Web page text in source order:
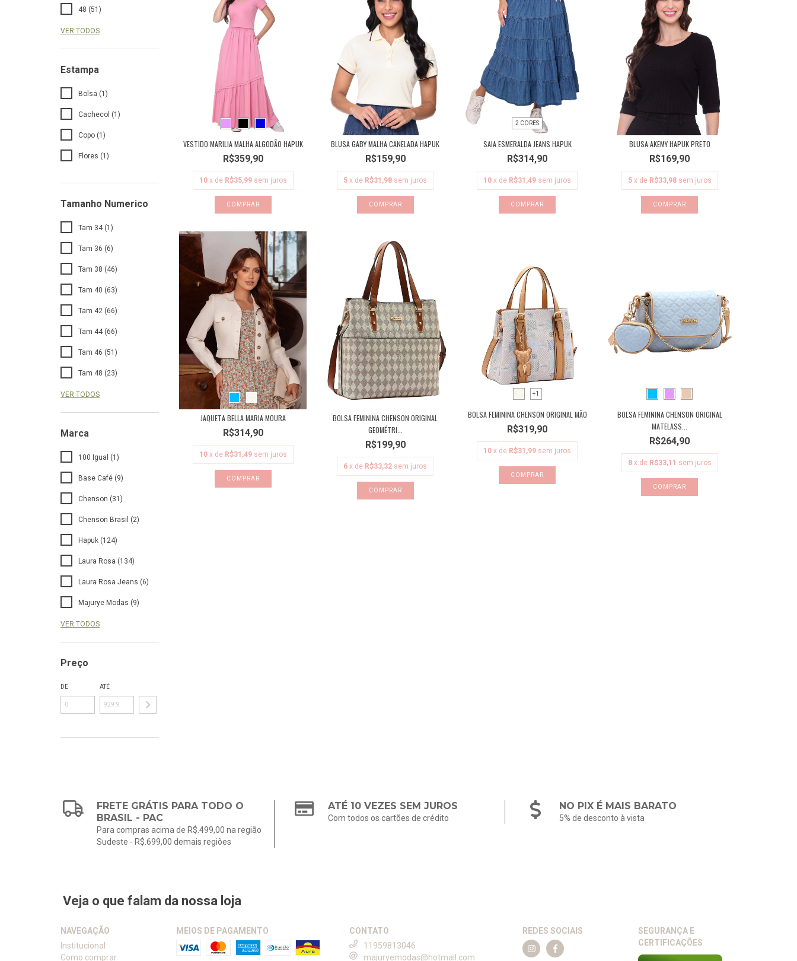
48 (51)
VER TODOS
Estampa
Bolsa (1)
Cachecol (1)
Copo (1)
Flores (1)
Tamanho Numerico
Tam 34 (1)
Tam 36 (6)
Tam 38 (46)
Tam 40 (63)
Tam 42 (66)
Tam 44 (66)
Tam 46 (51)
Tam 48 (23)
VER TODOS
Marca
100 Igual (1)
Base Café (9)
Chenson (31)
Chenson Brasil (2)
Hapuk (124)
Laura Rosa (134)
Laura Rosa Jeans (6)
Majurye Modas (9)
VER TODOS
Preço
DE ATÉ
VESTIDO MARILIA MALHA ALGODÃO HAPUK
R$359,90
10 x de R$35,99 sem juros
COMPRAR
BLUSA GABY MALHA CANELADA HAPUK
R$159,90
5 x de R$31,98 sem juros
COMPRAR
2 CORES
SAIA ESMERALDA JEANS HAPUK
R$314,90
10 x de R$31,49 sem juros
COMPRAR
BLUSA AKEMY HAPUK PRETO
R$169,90
5 x de R$33,98 sem juros
COMPRAR
JAQUETA BELLA MARIA MOURA
R$314,90
10 x de R$31,49 sem juros
COMPRAR
BOLSA FEMININA CHENSON ORIGINAL
GEOMÉTRI...
R$199,90
6 x de R$33,32 sem juros
COMPRAR
+1
BOLSA FEMININA CHENSON ORIGINAL MÃO
R$319,90
10 x de R$31,99 sem juros
COMPRAR
BOLSA FEMININA CHENSON ORIGINAL
MATELASS...
R$264,90
8 x de R$33,11 sem juros
COMPRAR
FRETE GRÁTIS PARA TODO O
BRASIL - PAC
Para compras acima de R$.499,00 na região
Sudeste - R$.699,00 demais regiões
ATÉ 10 VEZES SEM JUROS
Com todos os cartões de crédito
NO PIX É MAIS BARATO
5% de desconto à vista
Veja o que falam da nossa loja
NAVEGAÇÃO
Institucional
Como comprar
MEIOS DE PAGAMENTO
CONTATO
11959813046
majuryemodas@hotmail.com
REDES SOCIAIS
SEGURANÇA E
CERTIFICAÇÕES